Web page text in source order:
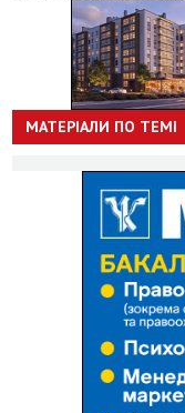
МАТЕРІАЛИ ПО ТЕМІ